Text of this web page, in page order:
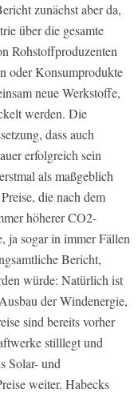
zunächst aber da,
über die gesamte
Rohstoffproduzenten
oder Konsumprodukte
neue Werkstoffe,
werden. Die
dass auch
erfolgreich sein
als maßgeblich
die nach dem
höherer CO2-
ja sogar in immer Fällen
Bericht,
würde: Natürlich ist
der Windenergie,
sind bereits vorher
stilllegt und
Solar- und
weiter. Habecks